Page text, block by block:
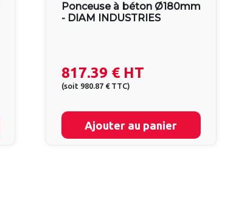
Ponceuse à béton Ø180mm
- DIAM INDUSTRIES
817.39 €HT
(soit 980.87 € TTC)
Ajouter au panier